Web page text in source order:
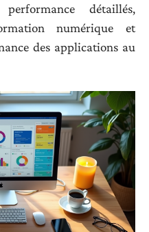
détaillés,
numérique et
des applications au